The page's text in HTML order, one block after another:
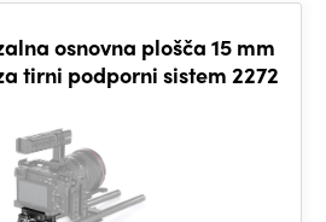
osnovna plošča 15 mm
tirni podporni sistem 2272